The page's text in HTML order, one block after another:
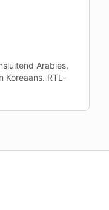
Arabies,
Koreaans. RTL-